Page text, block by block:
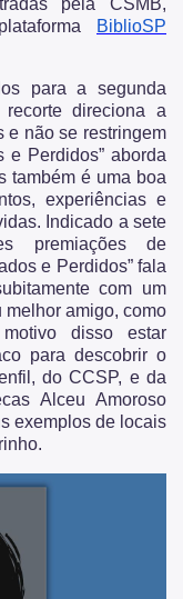
BiblioSP
para a segunda
direciona a
e não se restringem
e Perdidos” aborda
também é uma boa
experiências e
Indicado a sete
premiações de
e Perdidos” fala
com um
melhor amigo, como
disso estar
para descobrir o
do CCSP, e da
Alceu Amoroso
exemplos de locais